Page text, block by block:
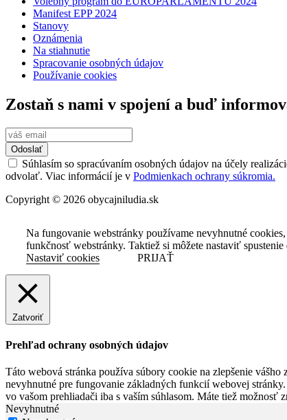
Manifest EPP 2024
Stanovy
Oznámenia
Na stiahnutie
Spracovanie osobných údajov
Používanie cookies
Zostaň s nami v spojení a buď
Odoslať
Súhlasím so spracúvaním osobných údajov na účely
odvolať. Viac informácií je v Podmienkach ochrany súkromia.
Copyright © 2026 obycajniludia.sk
Na fungovanie webstránky používame nevyhnutné
funkčnosť webstránky. Taktiež si môžete nastaviť
Nastaviť cookies
PRIJAŤ
Zatvoriť
Prehľad ochrany osobných údajov
Táto webová stránka používa súbory cookie na zlepšenie
nevyhnutné pre fungovanie základných funkcií webovej
vo vašom prehliadači iba s vaším súhlasom. Máte tiež
Nevyhnutné